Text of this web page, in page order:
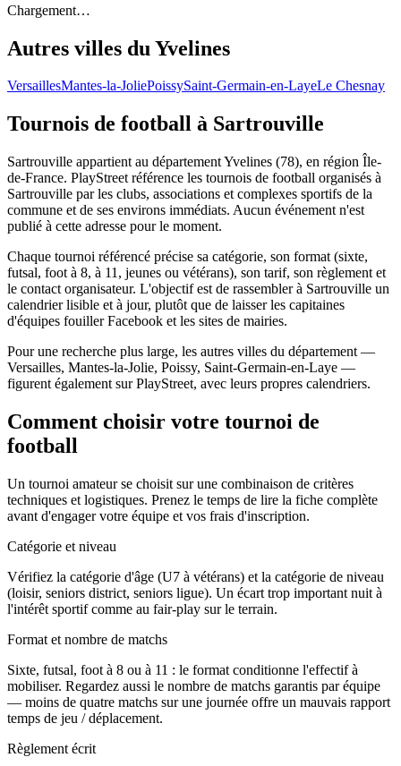
Chargement…
Autres villes du Yvelines
VersaillesMantes-la-JoliePoissySaint-Germain-en-LayeLe Chesnay
Tournois de football à Sartrouville
Sartrouville appartient au département Yvelines (78), en région Île-
de-France. PlayStreet référence les tournois de football organisés à
Sartrouville par les clubs, associations et complexes sportifs de la
commune et de ses environs immédiats. Aucun événement n'est
publié à cette adresse pour le moment.
Chaque tournoi référencé précise sa catégorie, son format (sixte,
futsal, foot à 8, à 11, jeunes ou vétérans), son tarif, son règlement et
le contact organisateur. L'objectif est de rassembler à Sartrouville un
calendrier lisible et à jour, plutôt que de laisser les capitaines
d'équipes fouiller Facebook et les sites de mairies.
Pour une recherche plus large, les autres villes du département —
Versailles, Mantes-la-Jolie, Poissy, Saint-Germain-en-Laye —
figurent également sur PlayStreet, avec leurs propres calendriers.
Comment choisir votre tournoi de
football
Un tournoi amateur se choisit sur une combinaison de critères
techniques et logistiques. Prenez le temps de lire la fiche complète
avant d'engager votre équipe et vos frais d'inscription.
Catégorie et niveau
Vérifiez la catégorie d'âge (U7 à vétérans) et la catégorie de niveau
(loisir, seniors district, seniors ligue). Un écart trop important nuit à
l'intérêt sportif comme au fair-play sur le terrain.
Format et nombre de matchs
Sixte, futsal, foot à 8 ou à 11 : le format conditionne l'effectif à
mobiliser. Regardez aussi le nombre de matchs garantis par équipe
— moins de quatre matchs sur une journée offre un mauvais rapport
temps de jeu / déplacement.
Règlement écrit